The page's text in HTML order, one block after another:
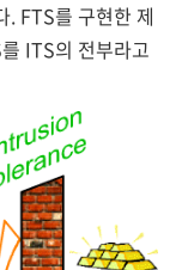
. FTS를 구현한 제
ITS의 전부라고